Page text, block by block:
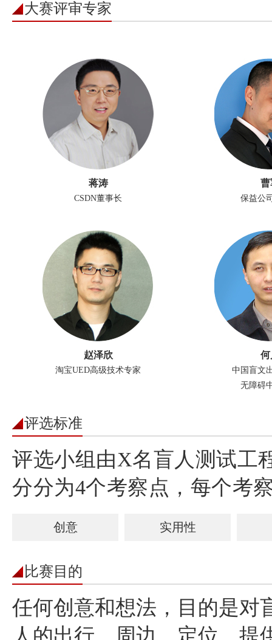
大赛评审专家
蒋涛
CSDN董事长
曹
保益公
赵泽欣
淘宝UED高级技术专家
何
中国盲文
无障碍
评选标准
评选小组由X名盲人测试工
分分为4个考察点，每个考
创意 实用性
比赛目的
任何创意和想法，目的是对
人的出行、周边、定位，